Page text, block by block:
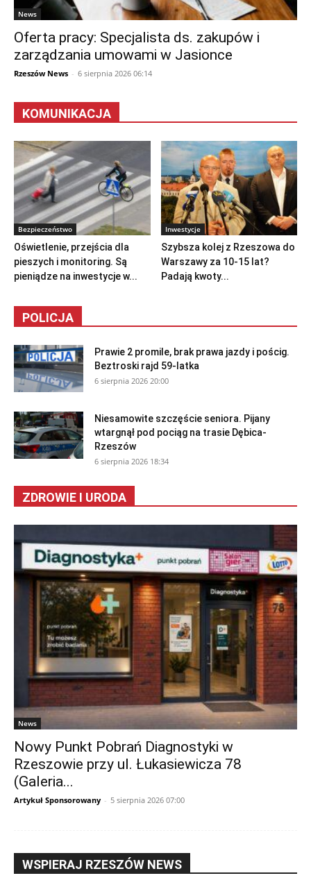
News
Oferta pracy: Specjalista ds. zakupów i
zarządzania umowami w Jasionce
Rzeszów News - 6 sierpnia 2026 06:14
KOMUNIKACJA
Bezpieczeństwo
Oświetlenie, przejścia dla
pieszych i monitoring. Są
pieniądze na inwestycje w...
Inwestycje
Szybsza kolej z Rzeszowa do
Warszawy za 10-15 lat?
Padają kwoty...
POLICJA
Prawie 2 promile, brak prawa jazdy i pościg.
Beztroski rajd 59-latka
6 sierpnia 2026 20:00
Niesamowite szczęście seniora. Pijany
wtargnął pod pociąg na trasie Dębica-
Rzeszów
6 sierpnia 2026 18:34
ZDROWIE I URODA
News
Nowy Punkt Pobrań Diagnostyki w
Rzeszowie przy ul. Łukasiewicza 78
(Galeria...
Artykuł Sponsorowany - 5 sierpnia 2026 07:00
WSPIERAJ RZESZÓW NEWS